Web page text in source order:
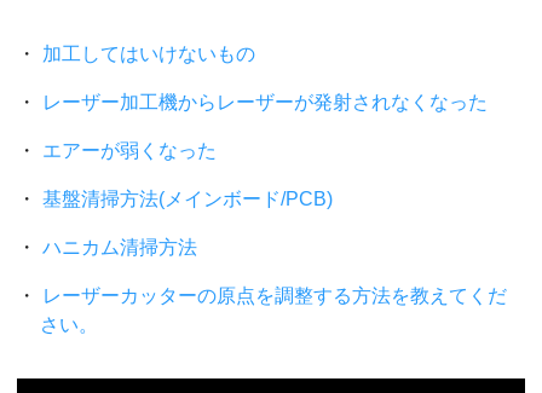
加工してはいけないもの
レーザー加工機からレーザーが発射されなくなった
エアーが弱くなった
基盤清掃方法(メインボード/PCB)
ハニカム清掃方法
レーザーカッターの原点を調整する方法を教えてくだ
さい。